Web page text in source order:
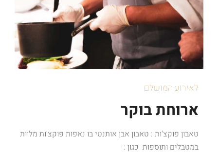
לאירוע המושלם
ארוחת בוקר
טאבון פוקצ'ות : טאבון אבן אותנטי בו נאפות פוקצ'ות מלוות
במטבלים ותוספות כגון :